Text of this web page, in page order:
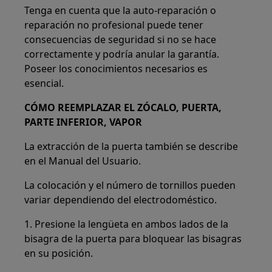
Tenga en cuenta que la auto-reparación o
reparación no profesional puede tener
consecuencias de seguridad si no se hace
correctamente y podría anular la garantía.
Poseer los conocimientos necesarios es
esencial.
CÓMO REEMPLAZAR EL ZÓCALO, PUERTA,
PARTE INFERIOR, VAPOR
La extracción de la puerta también se describe
en el Manual del Usuario.
La colocación y el número de tornillos pueden
variar dependiendo del electrodoméstico.
1. Presione la lengüeta en ambos lados de la
bisagra de la puerta para bloquear las bisagras
en su posición.